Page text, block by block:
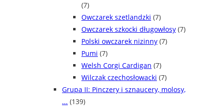
(7)
Owczarek szetlandzki (7)
Owczarek szkocki długowłosy (7)
Polski owczarek nizinny (7)
Pumi (7)
Welsh Corgi Cardigan (7)
Wilczak czechosłowacki (7)
Grupa II: Pinczery i sznaucery, molosy,
... (139)